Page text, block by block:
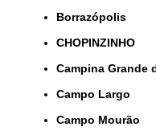
Borrazópolis
CHOPINZINHO
Campina Grande
Campo Largo
Campo Mourão